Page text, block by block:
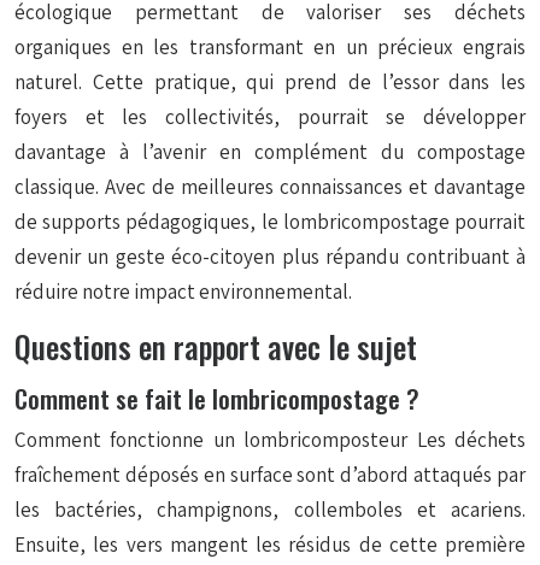
écologique permettant de valoriser ses déchets
organiques en les transformant en un précieux engrais
naturel. Cette pratique, qui prend de l’essor dans les
foyers et les collectivités, pourrait se développer
davantage à l’avenir en complément du compostage
classique. Avec de meilleures connaissances et davantage
de supports pédagogiques, le lombricompostage pourrait
devenir un geste éco-citoyen plus répandu contribuant à
réduire notre impact environnemental.
Questions en rapport avec le sujet
Comment se fait le lombricompostage ?
Comment fonctionne un lombricomposteur Les déchets
fraîchement déposés en surface sont d’abord attaqués par
les bactéries, champignons, collemboles et acariens.
Ensuite, les vers mangent les résidus de cette première